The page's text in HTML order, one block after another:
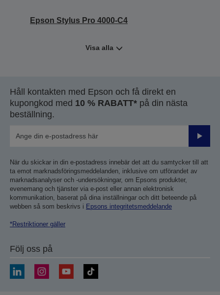
Epson Stylus Pro 4000-C4
Visa alla
Håll kontakten med Epson och få direkt en
kupongkod med 10 % RABATT* på din nästa
beställning.
Skicka
När du skickar in din e-postadress innebär det att du samtycker till att
ta emot marknadsföringsmeddelanden, inklusive om utförandet av
marknadsanalyser och -undersökningar, om Epsons produkter,
evenemang och tjänster via e-post eller annan elektronisk
kommunikation, baserat på dina inställningar och ditt beteende på
webben så som beskrivs i Epsons integritetsmeddelande
*Restriktioner gäller
Följ oss på